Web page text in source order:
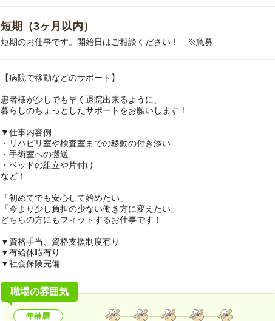
短期（3ヶ月以内）
短期のお仕事です。開始日はご相談ください！ ※急募
【病院で移動などのサポート】
患者様が少しでも早く退院出来るように、
暮らしのちょっとしたサポートをお願いします！
▼仕事内容例
・リハビリ室や検査室までの移動の付き添い
・手術室への搬送
・ベッドの組立や片付け
など！
「初めてでも安心して始めたい」
「今より少し負担の少ない働き方に変えたい」
どちらの方にもフィットするお仕事です！
▼資格手当、資格支援制度有り
▼有給休暇有り
▼社会保険完備
職場の雰囲気
年齢層